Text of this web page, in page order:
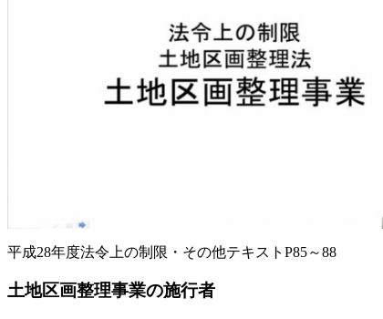
平成28年度法令上の制限・その他テキストP85～88
土地区画整理事業の施行者